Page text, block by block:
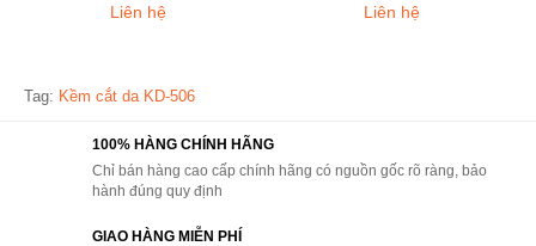
Liên hệ Liên hệ
Tag: Kềm cắt da KD-506
100% HÀNG CHÍNH HÃNG
Chỉ bán hàng cao cấp chính hãng có nguồn gốc rõ ràng, bảo
hành đúng quy định
GIAO HÀNG MIỄN PHÍ